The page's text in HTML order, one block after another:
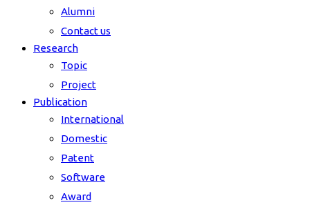
Alumni
Contact us
Research
Topic
Project
Publication
International
Domestic
Patent
Software
Award